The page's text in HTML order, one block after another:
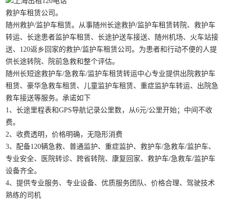
救护车租赁公司。
随州救护/监护车租赁。从事随州长途救护/监护车租赁转院、救护车
转运、长途患者监护车租赁、长途护送车接送、随州机场、火车站接
送、120返乡回家的救护/监护车租赁公司。为患者和行动不便的人提
供长途转院、院前急救和整个评估。
随州长短途救护车/急救车/监护车租赁转运中心专业提供出院救护车
租赁、豪华急救车租赁、儿童监护车租赁、重症监护车转运、出院急
救车接送等服务。承诺如下
1、长途里程表和GPS导航记录公里数，从6元/公里开始；中间不收
费。
2、收费透明，价格明确，无隐形消费
3、配备120辆急救、普通监护、重症监护、救护车/急救车/监护车、
专业安全、医院转诊、跨省转院、康复回家、救护车/急救车/监护车
设备齐全。
4、提供专业服务、专业设备、优质服务团队、价格合理、驾驶技术
熟练的司机